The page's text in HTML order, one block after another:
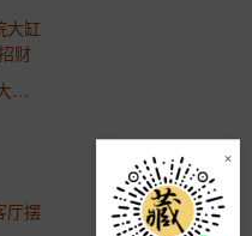
×
特大号陶瓷鱼缸雕刻龙腾庭院大缸水缸景德镇手工养鱼缸盆风水招财